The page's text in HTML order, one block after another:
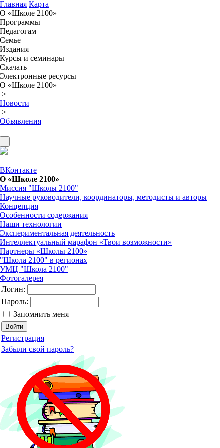
Главная Карта
О «Школе 2100»
Программы
Педагогам
Семье
Издания
Курсы и семинары
Скачать
Электронные ресурсы
О «Школе 2100»
>
Новости
>
Объявления
ВКонтакте
О «Школе 2100»
Миссия "Школы 2100"
Научные руководители, координаторы, методисты и авторы
Концепция
Особенности содержания
Наши технологии
Экспериментальная деятельность
Интеллектуальный марафон «Твои возможности»
Партнеры «Школы 2100»
"Школа 2100" в регионах
УМЦ "Школа 2100"
Фотогалерея
Логин:
Пароль:
Запомнить меня
Регистрация
Забыли свой пароль?